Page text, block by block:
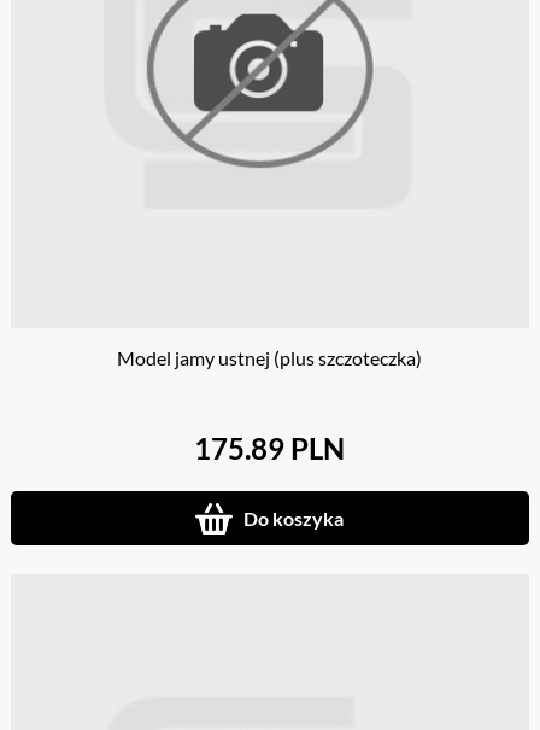
Model jamy ustnej (plus szczoteczka)
175.89 PLN
Do koszyka